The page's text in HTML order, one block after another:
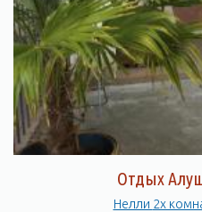
Отдых
Нелли 2х